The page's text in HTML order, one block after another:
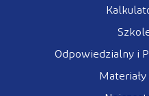
Odpowiedzialny i